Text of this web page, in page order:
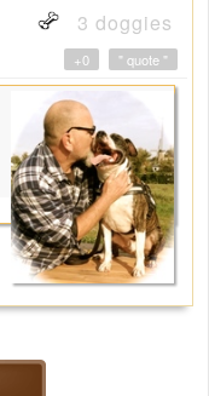
3 doggies
" quote "
+0